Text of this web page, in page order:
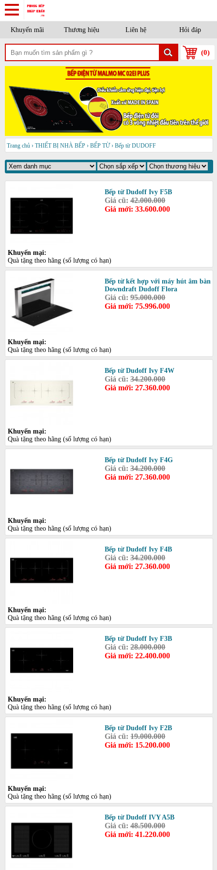
Khuyến mãi Thương hiệu Liên hệ Hỏi đáp
(0)
Trang chủ › THIẾT BỊ NHÀ BẾP › BẾP TỪ › Bếp từ DUDOFF
Bếp từ Dudoff Ivy F5B
Giá cũ:42.000.000
Giá mới: 33.600.000
Khuyến mại:
Quà tặng theo hãng (số lượng có hạn)
Bếp từ kết hợp với máy hút âm bàn
Downdraft Dudoff Flora
Giá cũ:95.000.000
Giá mới: 75.996.000
Khuyến mại:
Quà tặng theo hãng (số lượng có hạn)
Bếp từ Dudoff Ivy F4W
Giá cũ:34.200.000
Giá mới: 27.360.000
Khuyến mại:
Quà tặng theo hãng (số lượng có hạn)
Bếp từ Dudoff Ivy F4G
Giá cũ:34.200.000
Giá mới: 27.360.000
Khuyến mại:
Quà tặng theo hãng (số lượng có hạn)
Bếp từ Dudoff Ivy F4B
Giá cũ:34.200.000
Giá mới: 27.360.000
Khuyến mại:
Quà tặng theo hãng (số lượng có hạn)
Bếp từ Dudoff Ivy F3B
Giá cũ:28.000.000
Giá mới: 22.400.000
Khuyến mại:
Quà tặng theo hãng (số lượng có hạn)
Bếp từ Dudoff Ivy F2B
Giá cũ:19.000.000
Giá mới: 15.200.000
Khuyến mại:
Quà tặng theo hãng (số lượng có hạn)
Bếp từ Dudoff IVY A5B
Giá cũ:48.500.000
Giá mới: 41.220.000